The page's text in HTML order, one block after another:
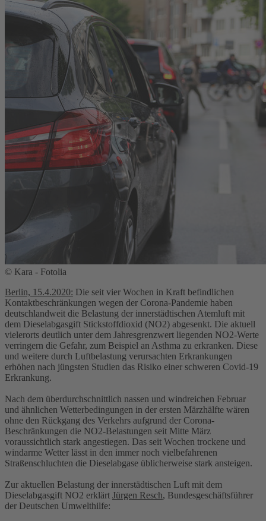
© Kara - Fotolia
Berlin, 15.4.2020: Die seit vier Wochen in Kraft befindlichen
Kontaktbeschränkungen wegen der Corona-Pandemie haben
deutschlandweit die Belastung der innerstädtischen Atemluft mit
dem Dieselabgasgift Stickstoffdioxid (NO2) abgesenkt. Die aktuell
vielerorts deutlich unter dem Jahresgrenzwert liegenden NO2-Werte
verringern die Gefahr, zum Beispiel an Asthma zu erkranken. Diese
und weitere durch Luftbelastung verursachten Erkrankungen
erhöhen nach jüngsten Studien das Risiko einer schweren Covid-19
Erkrankung.
Nach dem überdurchschnittlich nassen und windreichen Februar
und ähnlichen Wetterbedingungen in der ersten Märzhälfte wären
ohne den Rückgang des Verkehrs aufgrund der Corona-
Beschränkungen die NO2-Belastungen seit Mitte März
voraussichtlich stark angestiegen. Das seit Wochen trockene und
windarme Wetter lässt in den immer noch vielbefahrenen
Straßenschluchten die Dieselabgase üblicherweise stark ansteigen.
Zur aktuellen Belastung der innerstädtischen Luft mit dem
Dieselabgasgift NO2 erklärt Jürgen Resch, Bundesgeschäftsführer
der Deutschen Umwelthilfe: